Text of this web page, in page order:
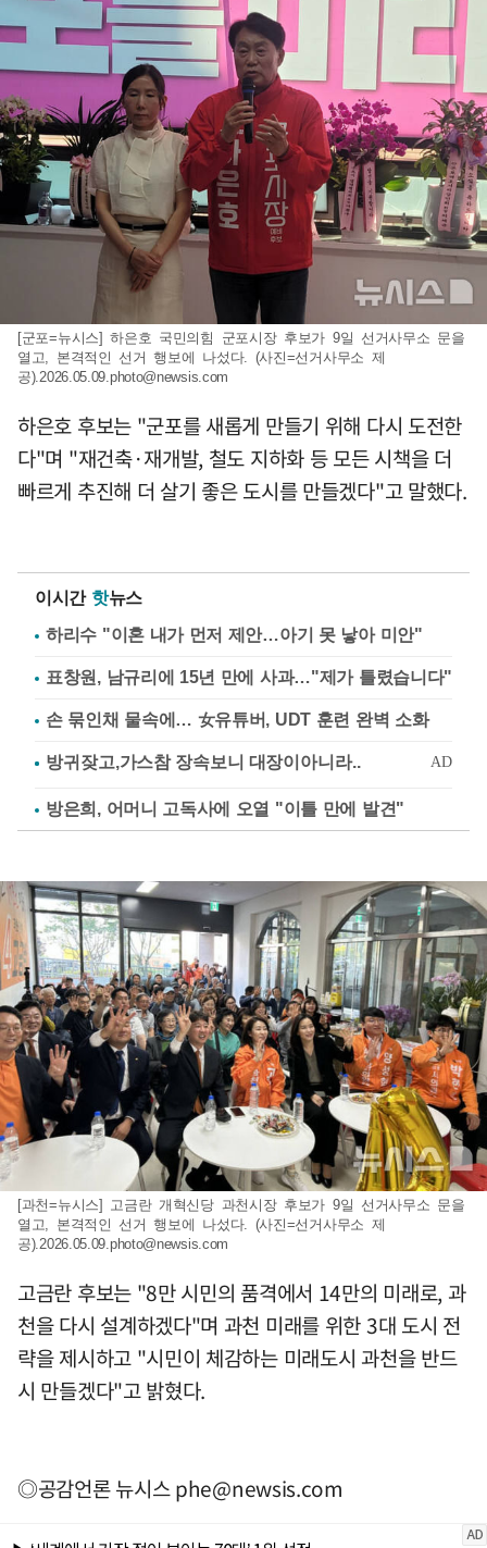
[군포=뉴시스] 하은호 국민의힘 군포시장 후보가 9일 선거사무소 문을
열고, 본격적인 선거 행보에 나섰다. (사진=선거사무소 제
공).2026.05.09.photo@newsis.com
하은호 후보는 "군포를 새롭게 만들기 위해 다시 도전한
다"며 "재건축·재개발, 철도 지하화 등 모든 시책을 더
빠르게 추진해 더 살기 좋은 도시를 만들겠다"고 말했다.
이시간 핫뉴스
하리수 "이혼 내가 먼저 제안…아기 못 낳아 미안"
표창원, 남규리에 15년 만에 사과…"제가 틀렸습니다"
손 묶인채 물속에… 女유튜버, UDT 훈련 완벽 소화
방은희, 어머니 고독사에 오열 "이틀 만에 발견"
[과천=뉴시스] 고금란 개혁신당 과천시장 후보가 9일 선거사무소 문을
열고, 본격적인 선거 행보에 나섰다. (사진=선거사무소 제
공).2026.05.09.photo@newsis.com
고금란 후보는 "8만 시민의 품격에서 14만의 미래로, 과
천을 다시 설계하겠다"며 과천 미래를 위한 3대 도시 전
략을 제시하고 "시민이 체감하는 미래도시 과천을 반드
시 만들겠다"고 밝혔다.
◎공감언론 뉴시스phe@newsis.com